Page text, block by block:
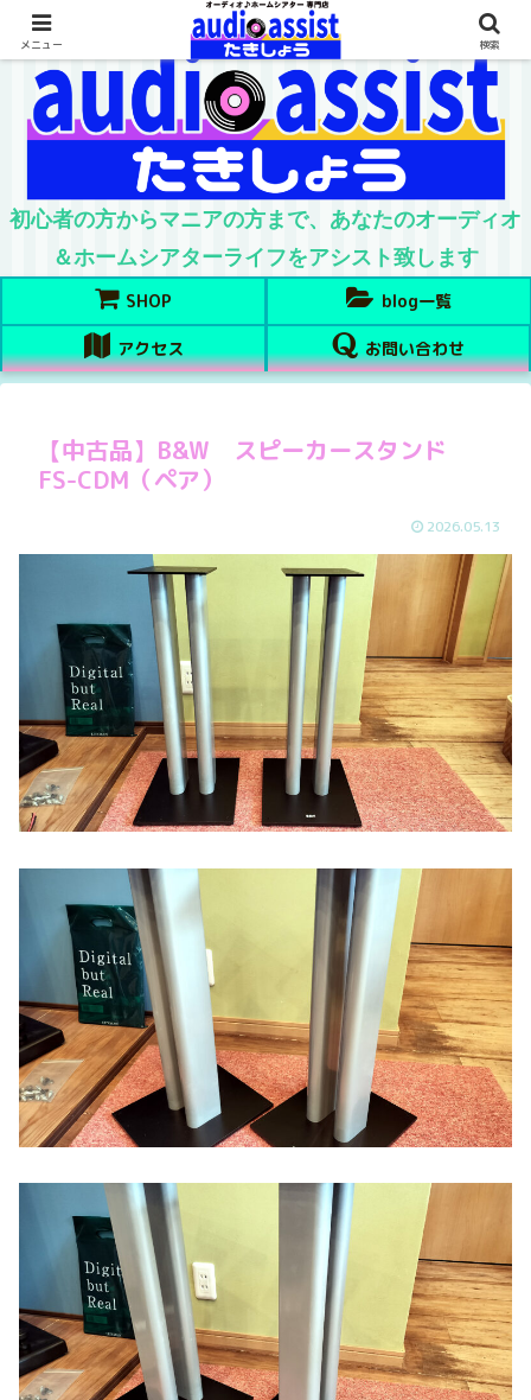
初心者の方からマニアの方まで、あなたのオーディオ
＆ホームシアターライフをアシスト致します
SHOP blog一覧
アクセス お問い合わせ
【中古品】B&W スピーカースタンド
FS-CDM（ペア）
2026.05.13
メニュー 検索